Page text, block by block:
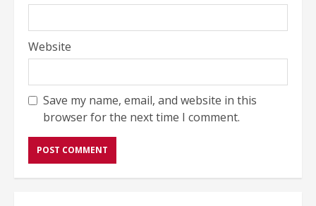
Website
Save my name, email, and website in this
browser for the next time I comment.